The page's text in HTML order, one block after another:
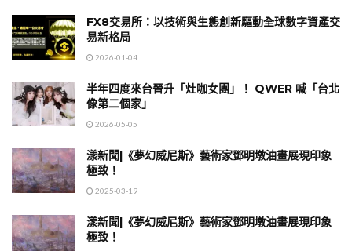
FX8交易所：以技術與生態創新驅動全球數字資產交
易新格局
2026-01-04
半年四度來台晉升「灶咖女團」！ QWER 喊「台北
像第二個家」
2026-05-05
漾新聞|《夢幻威尼斯》藝術家鄧明墩油畫展現印象
極致！
2025-03-19
漾新聞|《夢幻威尼斯》藝術家鄧明墩油畫展現印象
極致！